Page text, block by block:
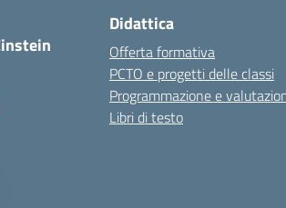
Didattica
Offerta formativa
PCTO e progetti delle classi
Programmazione e
Libri di testo